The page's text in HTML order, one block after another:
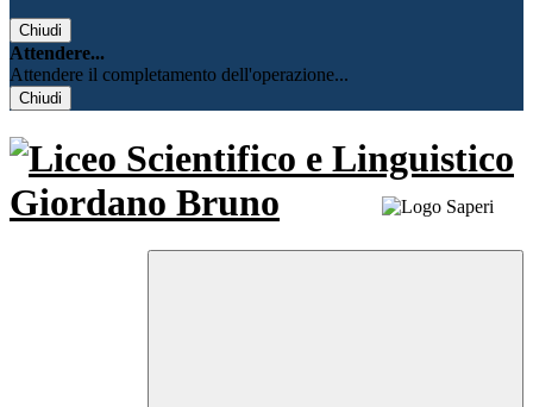
Chiudi
Attendere...
Attendere il completamento dell'operazione...
Chiudi